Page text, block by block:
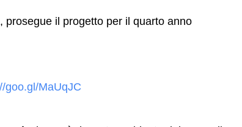
, prosegue il progetto per il quarto anno
goo.gl/MaUqJC